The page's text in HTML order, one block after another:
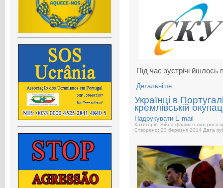
Під час зустрічі йшлось
Детальніше...
Українці в
кремлівській
Надрукувати E-mail
Категорія: Війна фашистської росії
Створено: 23 березня 2014 Дата